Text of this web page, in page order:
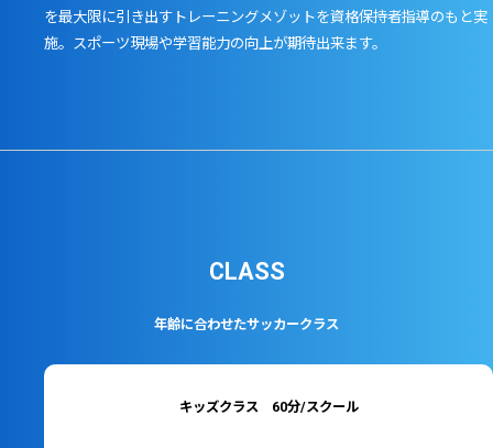
を最大限に引き出すトレーニングメゾットを資格保持者指導のもと実
施。スポーツ現場や学習能力の向上が期待出来ます。
年齢に合わせたサッカークラス
CLASS
キッズクラス 60分/スクール